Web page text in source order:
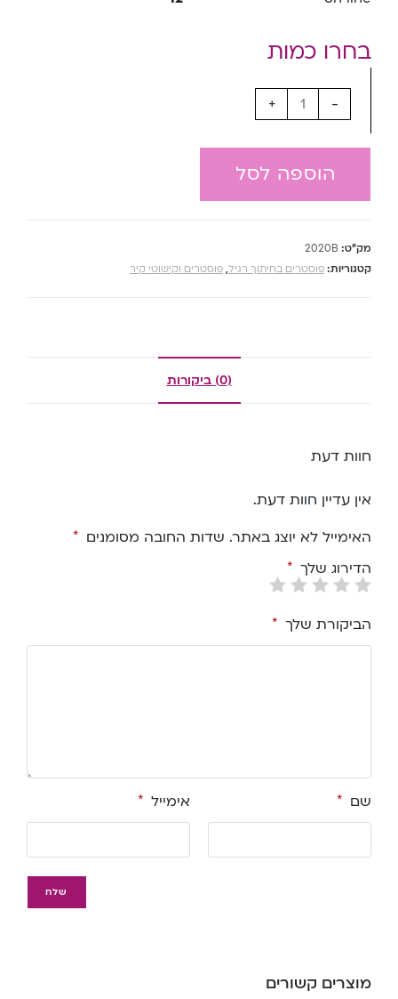
-
+
הוספה לסל
מק"ט: 2020B
קטגוריות: פוסטרים בחיתוך רגיל, פוסטרים וקישוטי קיר
(0) ביקורות
חוות דעת
אין עדיין חוות דעת.
האימייל לא יוצג באתר. שדות החובה מסומנים *
הדירוג שלך *
הביקורת שלך *
שם * אימייל *
מוצרים קשורים